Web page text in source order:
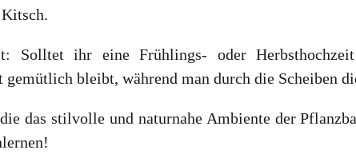
Solltet ihr eine Frühlings- oder
gemütlich bleibt, während man durch die Scheiben
das stilvolle und naturnahe Ambiente der